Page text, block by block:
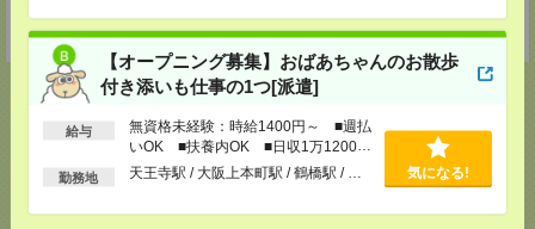
【オープニング募集】おばあちゃんのお散歩
付き添いも仕事の1つ[派遣]
給与
無資格未経験：時給1400円～ ■週払
いOK ■扶養内OK ■日収1万1200円
以上
勤務地 天王寺駅 / 大阪上本町駅 / 鶴橋駅 / … 気になる!
★今ならご来社登録でQUOカード2000円分をプレゼント中★
応募ページへ